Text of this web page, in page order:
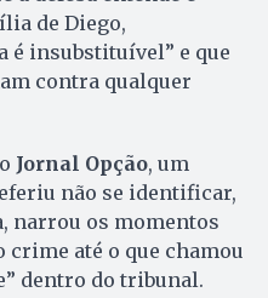
de Diego,
é insubstituível” e que
contra qualquer
Jornal Opção, um
não se identificar,
narrou os momentos
crime até o que chamou
dentro do tribunal.